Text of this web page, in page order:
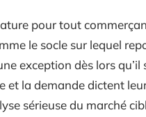
pour tout
le socle sur lequel
exception dès lors qu’il
et la demande dictent
sérieuse du marché